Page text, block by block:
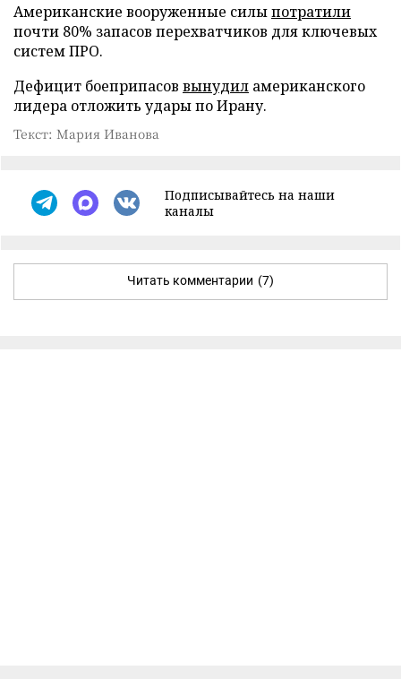
Американские вооруженные силыпотратили
почти 80% запасов перехватчиков для ключевых
систем ПРО.
Дефицит боеприпасов вынудил американского
лидера отложить удары по Ирану.
Текст: Мария Иванова
Подписывайтесь на наши
каналы
Читать комментарии (7)